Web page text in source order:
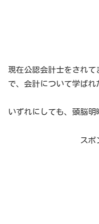
現在公認会計士をされ
で、会計について学ばれ
いずれにしても、頭脳明
スポ